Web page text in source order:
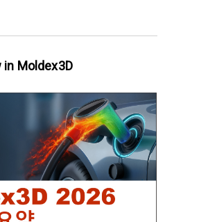
의 물리적 강도 확보를 위한
해석 설정
스틱 제품에 가치를 추가
Moldex3D